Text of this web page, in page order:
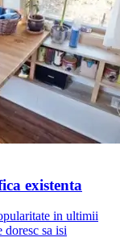
existenta
in ultimii
doresc sa isi